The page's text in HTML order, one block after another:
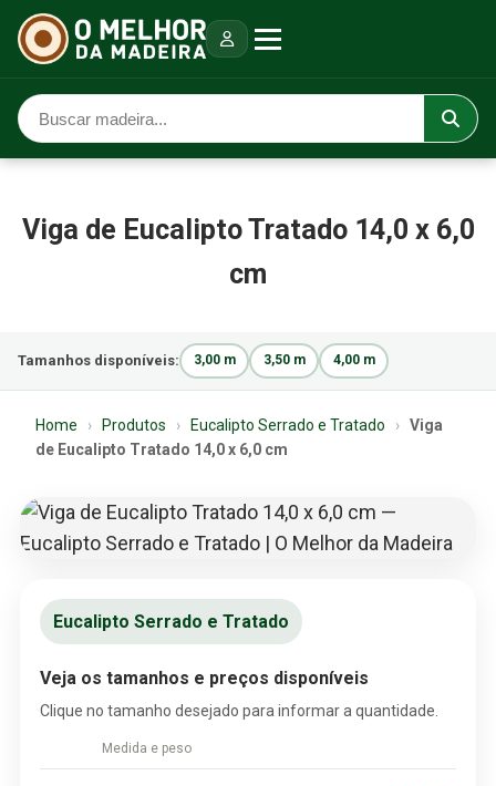
Viga de Eucalipto Tratado 14,0 x 6,0
cm
Tamanhos disponíveis: 3,00 m 3,50 m 4,00 m
Home › Produtos › Eucalipto Serrado e Tratado › Viga
de Eucalipto Tratado 14,0 x 6,0 cm
Eucalipto Serrado e Tratado
Veja os tamanhos e preços disponíveis
Clique no tamanho desejado para informar a quantidade.
Medida e peso